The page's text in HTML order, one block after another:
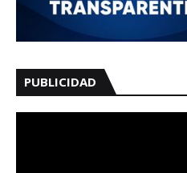
PUBLICIDAD